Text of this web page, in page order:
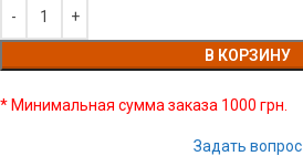
В КОРЗИНУ
* Минимальная сумма заказа 1000 грн.
Задать вопрос